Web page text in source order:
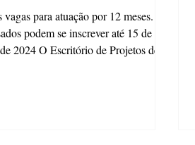
vagas para atuação por 12 meses.
podem se inscrever até 15 de
2024 O Escritório de Projetos de...